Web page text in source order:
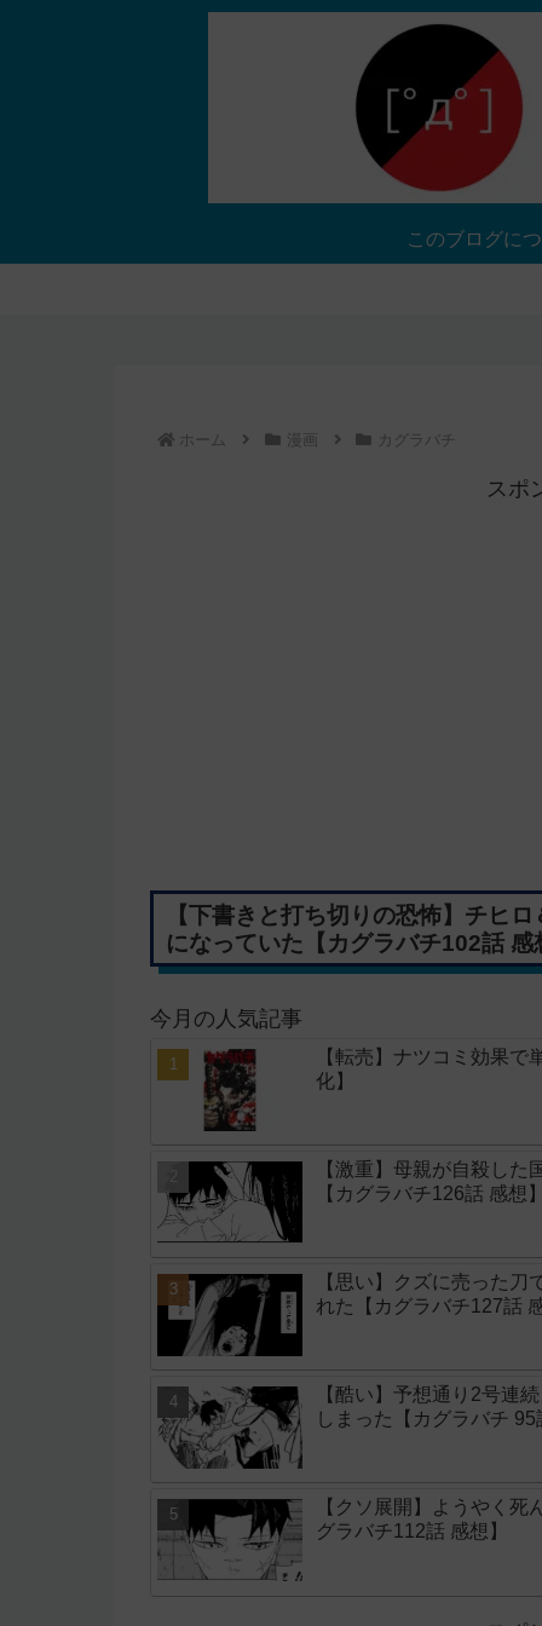
このブログに
ホーム 漫画 カグラバチ
スポ
【下書きと打ち切りの恐怖】チヒ
になっていた【カグラバチ102話 感
今月の人気記事
【転売】ナツコミ効果
化】
【激重】母親が自殺し
【カグラバチ126話 感想
【思い】クズに売った
れた【カグラバチ127話
【酷い】予想通り2号連
しまった【カグラバチ
【クソ展開】ようやく
グラバチ112話 感想】